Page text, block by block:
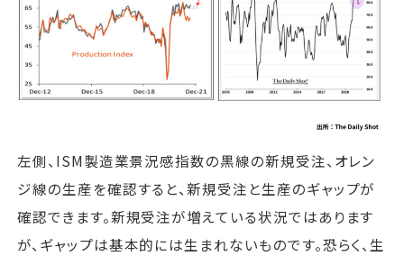
左側、ISM製造業景況感指数の黒線の新規受注、オレン
ジ線の生産を確認すると、新規受注と生産のギャップが
確認できます。新規受注が増えている状況ではあります
が、ギャップは基本的には生まれないものです。恐らく、生